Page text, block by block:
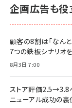
企画広告も役
顧客の8割は「なん
7つの鉄板シナリオ
8月3日 7:00
ストア評価2.5→3.8へ
ニューアル成功の